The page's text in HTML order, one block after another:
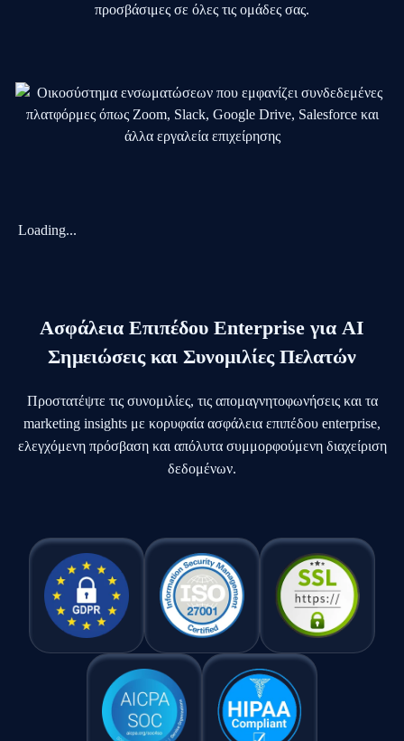
προσβάσιμες σε όλες τις ομάδες σας.
Loading...
Ασφάλεια Επιπέδου Enterprise για AI
Σημειώσεις και Συνομιλίες Πελατών
Προστατέψτε τις συνομιλίες, τις απομαγνητοφωνήσεις και τα
marketing insights με κορυφαία ασφάλεια επιπέδου enterprise,
ελεγχόμενη πρόσβαση και απόλυτα συμμορφούμενη διαχείριση
δεδομένων.